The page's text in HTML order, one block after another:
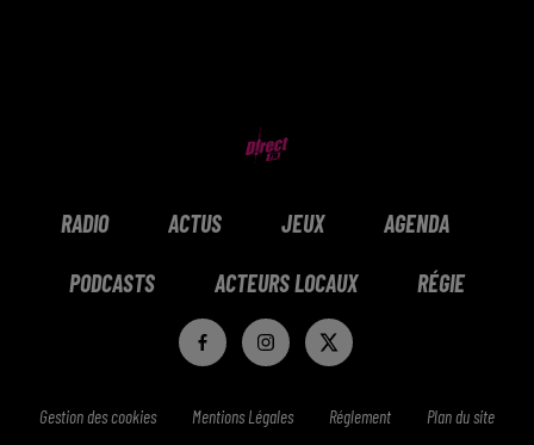
RADIO ACTUS JEUX AGENDA
PODCASTS ACTEURS LOCAUX RÉGIE
Gestion des cookies Mentions Légales Réglement Plan du site